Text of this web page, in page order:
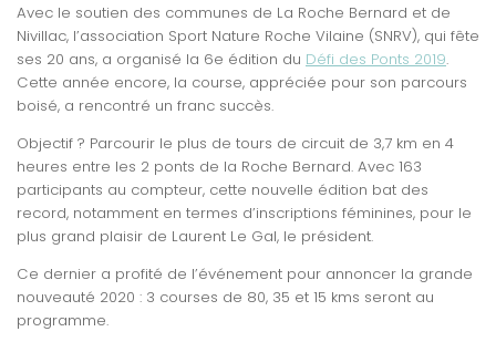
Avec le soutien des communes de La Roche Bernard et de
Nivillac, l’association Sport Nature Roche Vilaine (SNRV), qui fête
ses 20 ans, a organisé la 6e édition du Défi des Ponts 2019.
Cette année encore, la course, appréciée pour son parcours
boisé, a rencontré un franc succès.
Objectif ? Parcourir le plus de tours de circuit de 3,7 km en 4
heures entre les 2 ponts de la Roche Bernard. Avec 163
participants au compteur, cette nouvelle édition bat des
record, notamment en termes d’inscriptions féminines, pour le
plus grand plaisir de Laurent Le Gal, le président.
Ce dernier a profité de l’événement pour annoncer la grande
nouveauté 2020 : 3 courses de 80, 35 et 15 kms seront au
programme.